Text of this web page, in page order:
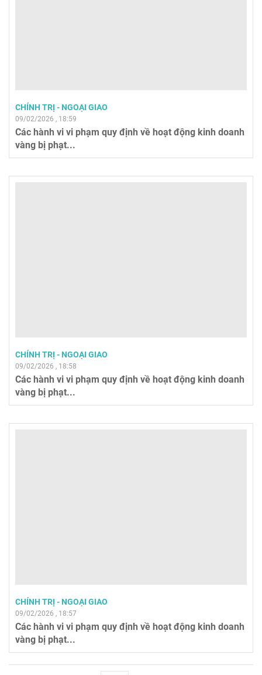
CHÍNH TRỊ - NGOẠI GIAO
09/02/2026 , 18:59
Các hành vi vi phạm quy định về hoạt động kinh doanh
vàng bị phạt...
CHÍNH TRỊ - NGOẠI GIAO
09/02/2026 , 18:58
Các hành vi vi phạm quy định về hoạt động kinh doanh
vàng bị phạt...
CHÍNH TRỊ - NGOẠI GIAO
09/02/2026 , 18:57
Các hành vi vi phạm quy định về hoạt động kinh doanh
vàng bị phạt...